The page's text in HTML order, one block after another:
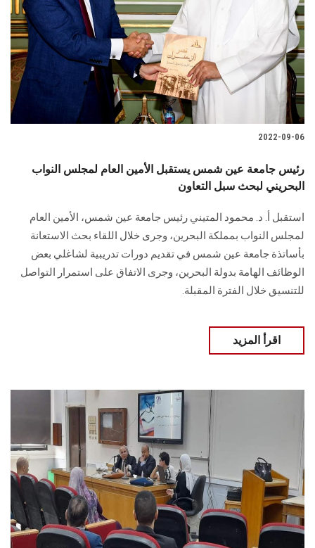
الطلاب
هيئة التدريس
الدراسات العليا
الزائـرون
سجل الان
2022-09-06
رئيس جامعة عين شمس يستقبل الأمين العام لمجلس النواب
البحريني لبحث سبل التعاون
استقبل أ. د. محمود المتيني رئيس جامعة عين شمس، الأمين العام
لمجلس النواب بمملكة البحرين، وجرى خلال اللقاء بحث الاستعانة
بأساتذة جامعة عين شمس في تقديم دورات تدريبية لشاغلي بعض
الوظائف الهامة بدولة البحرين، وجرى الاتفاق على استمرار التواصل
للتنسيق خلال الفترة المقبلة.
اقرأ المزيد